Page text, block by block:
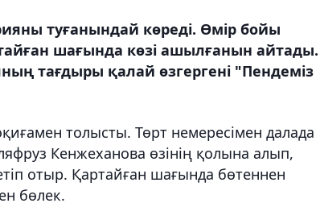
туғанындай көреді. Өмір бойы
шағында көзі ашылғанын айтады.
тағдыры қалай өзгергені "Пендеміз
толысты. Төрт немересімен далада
Кенжеханова өзінің қолына алып,
отыр. Қартайған шағында бөтеннен
бөлек.